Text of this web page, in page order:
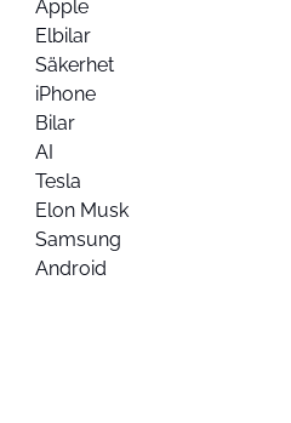
Apple
Elbilar
Säkerhet
iPhone
Bilar
AI
Tesla
Elon Musk
Samsung
Android